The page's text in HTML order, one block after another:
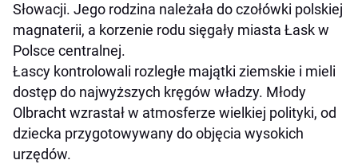
Słowacji. Jego rodzina należała do czołówki polskiej
magnaterii, a korzenie rodu sięgały miasta Łask w
Polsce centralnej.
Łascy kontrolowali rozległe majątki ziemskie i mieli
dostęp do najwyższych kręgów władzy. Młody
Olbracht wzrastał w atmosferze wielkiej polityki, od
dziecka przygotowywany do objęcia wysokich
urzędów.